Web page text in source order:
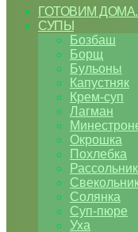
ГОТОВИМ
СУПЫ
Бозбаш
Борщ
Бульоны
Капустняк
Крем-суп
Лагман
Окрошка
Похлебка
Рассольник
Солянка
Суп-пюре
Уха